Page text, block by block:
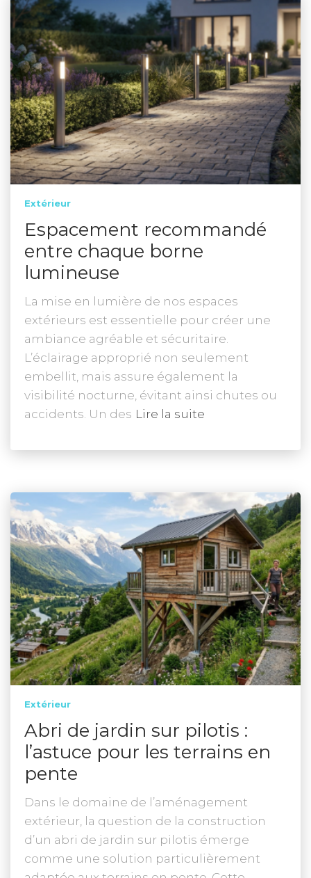
Extérieur
Espacement recommandé
entre chaque borne
lumineuse
La mise en lumière de nos espaces
extérieurs est essentielle pour créer une
ambiance agréable et sécuritaire.
L’éclairage approprié non seulement
embellit, mais assure également la
visibilité nocturne, évitant ainsi chutes ou
accidents. Un des Lire la suite
Extérieur
Abri de jardin sur pilotis :
l’astuce pour les terrains en
pente
Dans le domaine de l’aménagement
extérieur, la question de la construction
d’un abri de jardin sur pilotis émerge
comme une solution particulièrement